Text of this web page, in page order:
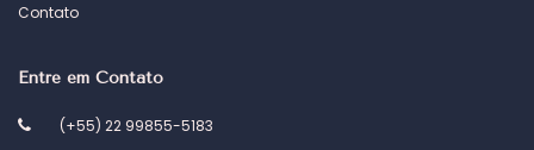
Contato
Entre em Contato
(+55) 22 99855-5183